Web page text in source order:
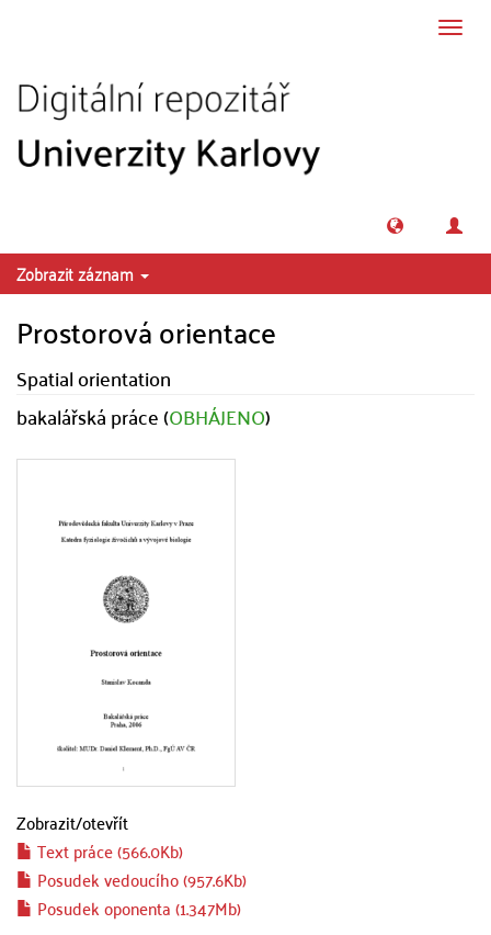
Zobrazit záznam
Prostorová orientace
Spatial orientation
bakalářská práce (OBHÁJENO)
Zobrazit/otevřít
Text práce (566.0Kb)
Posudek vedoucího (957.6Kb)
Posudek oponenta (1.347Mb)